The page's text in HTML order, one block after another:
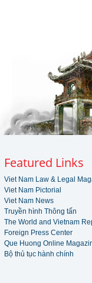
Featured Links
Viet Nam Law & Legal
Viet Nam Pictorial
Viet Nam News
Truyền hình Thông tấn
The World and Vietnam
Foreign Press Center
Que Huong Online
Bộ thủ tục hành chính